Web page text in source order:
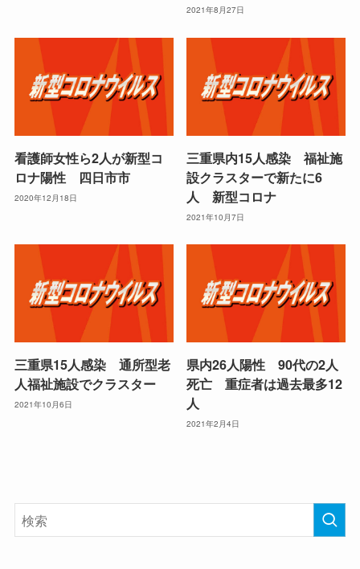
2021年8月27日
看護師女性ら2人が新型コ
ロナ陽性 四日市市
2020年12月18日
三重県内15人感染 福祉施
設クラスターで新たに6
人 新型コロナ
2021年10月7日
三重県15人感染 通所型老
人福祉施設でクラスター
2021年10月6日
県内26人陽性 90代の2人
死亡 重症者は過去最多12
人
2021年2月4日